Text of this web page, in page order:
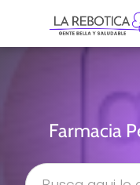
Farmacia